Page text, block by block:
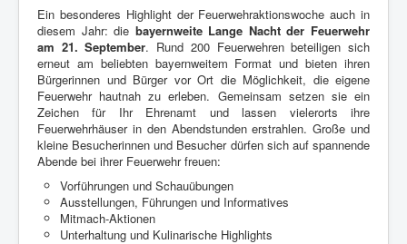
Ein besonderes Highlight der Feuerwehraktionswoche auch in
diesem Jahr: die bayernweite Lange Nacht der Feuerwehr
am 21. September. Rund 200 Feuerwehren beteiligen sich
erneut am beliebten bayernweitem Format und bieten ihren
Bürgerinnen und Bürger vor Ort die Möglichkeit, die eigene
Feuerwehr hautnah zu erleben. Gemeinsam setzen sie ein
Zeichen für Ihr Ehrenamt und lassen vielerorts ihre
Feuerwehrhäuser in den Abendstunden erstrahlen. Große und
kleine Besucherinnen und Besucher dürfen sich auf spannende
Abende bei ihrer Feuerwehr freuen:
Vorführungen und Schauübungen
Ausstellungen, Führungen und Informatives
Mitmach-Aktionen
Unterhaltung und Kulinarische Highlights